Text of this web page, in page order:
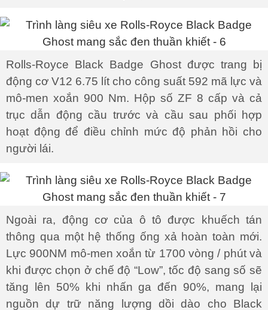
Rolls-Royce Black Badge Ghost được trang bị
động cơ V12 6.75 lít cho công suất 592 mã lực và
mô-men xoắn 900 Nm. Hộp số ZF 8 cấp và cả
trục dẫn động cầu trước và cầu sau phối hợp
hoạt động để điều chỉnh mức độ phản hồi cho
người lái.
Ngoài ra, động cơ của ô tô được khuếch tán
thông qua một hệ thống ống xả hoàn toàn mới.
Lực 900NM mô-men xoắn từ 1700 vòng / phút và
khi được chọn ở chế độ “Low”, tốc độ sang số sẽ
tăng lên 50% khi nhấn ga đến 90%, mang lại
nguồn dự trữ năng lượng dồi dào cho Black